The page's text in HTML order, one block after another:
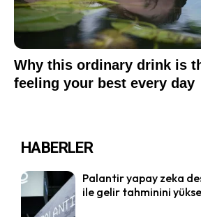
HABERLER
Palantir yapay zeka
ile gelir tahminini